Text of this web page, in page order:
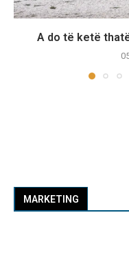
A do të ketë
MARKETING